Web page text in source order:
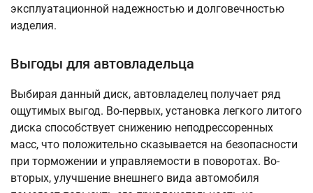
эксплуатационной надежностью и долговечностью
изделия.
Выгоды для автовладельца
Выбирая данный диск, автовладелец получает ряд
ощутимых выгод. Во-первых, установка легкого литого
диска способствует снижению неподрессоренных
масс, что положительно сказывается на безопасности
при торможении и управляемости в поворотах. Во-
вторых, улучшение внешнего вида автомобиля